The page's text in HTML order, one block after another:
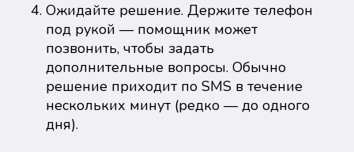
Ожидайте решение. Держите телефон
под рукой — помощник может
позвонить, чтобы задать
дополнительные вопросы. Обычно
решение приходит по SMS в течение
нескольких минут (редко — до одного
дня).